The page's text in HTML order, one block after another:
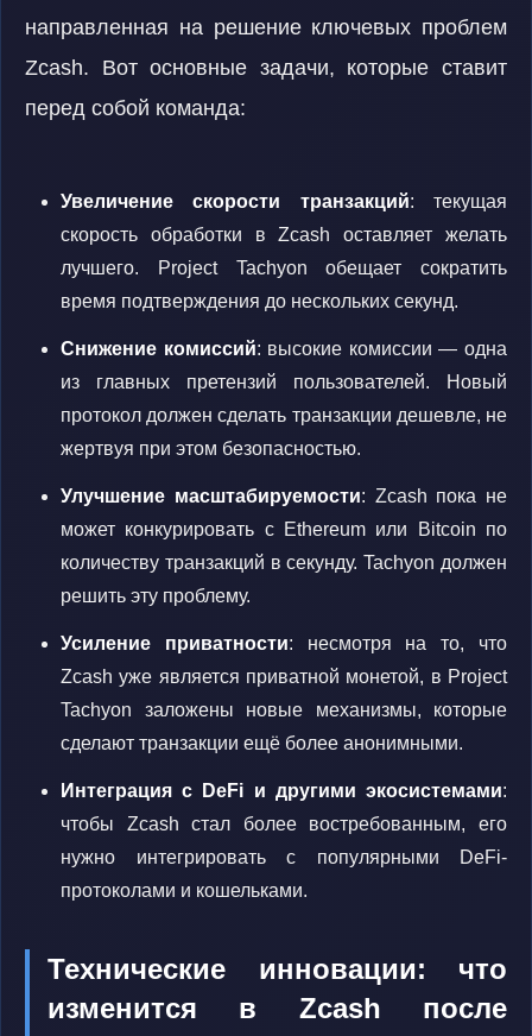
направленная на решение ключевых проблем
Zcash. Вот основные задачи, которые ставит
перед собой команда:
Увеличение скорости транзакций: текущая
скорость обработки в Zcash оставляет желать
лучшего. Project Tachyon обещает сократить
время подтверждения до нескольких секунд.
Снижение комиссий: высокие комиссии — одна
из главных претензий пользователей. Новый
протокол должен сделать транзакции дешевле, не
жертвуя при этом безопасностью.
Улучшение масштабируемости: Zcash пока не
может конкурировать с Ethereum или Bitcoin по
количеству транзакций в секунду. Tachyon должен
решить эту проблему.
Усиление приватности: несмотря на то, что
Zcash уже является приватной монетой, в Project
Tachyon заложены новые механизмы, которые
сделают транзакции ещё более анонимными.
Интеграция с DeFi и другими экосистемами:
чтобы Zcash стал более востребованным, его
нужно интегрировать с популярными DeFi-
протоколами и кошельками.
Технические инновации: что
изменится в Zcash после